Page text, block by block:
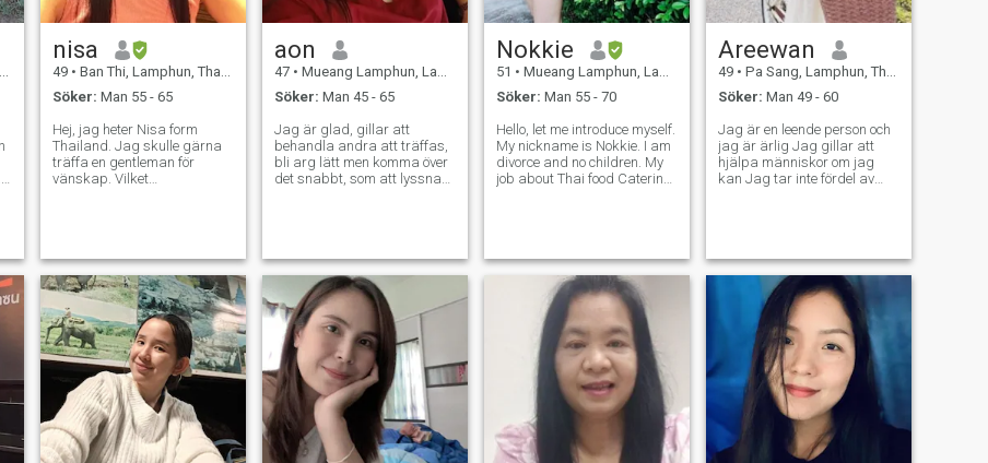
nisa
49 • Ban Thi, Lamphun, Thailand
Söker: Man 55 - 65
Hej, jag heter Nisa form
Thailand. Jag skulle gärna
träffa en gentleman för
vänskap. Vilket
förstående. Om du är
intresserad av att lära
känna mig och utveckla en
relation med en omtänksam
thailändsk kvinna. Känn dig
fri att kontakta.
aon
47 • Mueang Lamphun, Lamphun, Thailand
Söker: Man 45 - 65
Jag är glad, gillar att
behandla andra att träffas,
bli arg lätt men komma över
det snabbt, som att lyssna
människor
Nokkie
51 • Mueang Lamphun, Lamphun, Thailand
Söker: Man 55 - 70
Hello, let me introduce myself.
My nickname is Nokkie. I am
divorce and no children. My
job about Thai food Catering.
people, optimistic,
Areewan
49 • Pa Sang, Lamphun, Thailand
Söker: Man 49 - 60
Jag är en leende person och
jag är ärlig Jag gillar att
hjälpa människor om jag
kan Jag tar inte fördel av
jag kommer att älska dig
och ta hand om dig samma
du är min familj tack för att
du läste och intresserade
min profil och jag hoppas att
jag kan hitta den personen